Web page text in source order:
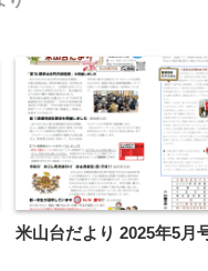
米山台だより 2025年5月